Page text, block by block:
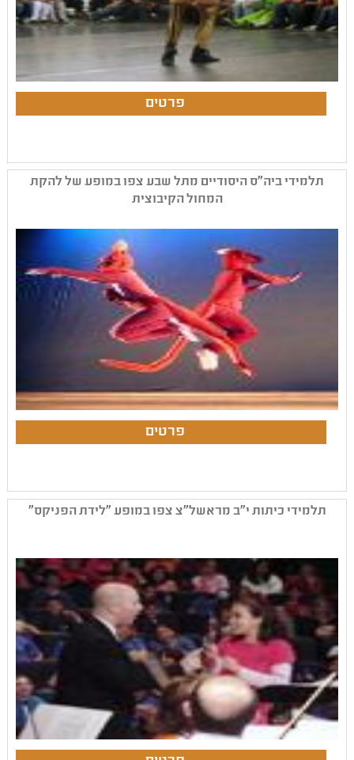
תלמידי ביה"ס היסודיים מתל שבע צפו במופע של להקת
המחול הקיבוצית
תלמידי כיתות י"ב מראשל"צ צפו במופע "לידת הפניקס"